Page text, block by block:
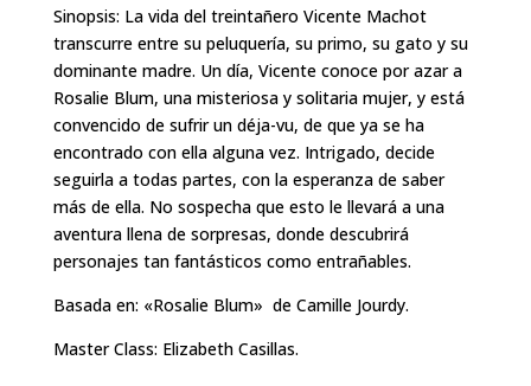
Sinopsis: La vida del treintañero Vicente Machot
transcurre entre su peluquería, su primo, su gato y su
dominante madre. Un día, Vicente conoce por azar a
Rosalie Blum, una misteriosa y solitaria mujer, y está
convencido de sufrir un déja-vu, de que ya se ha
encontrado con ella alguna vez. Intrigado, decide
seguirla a todas partes, con la esperanza de saber
más de ella. No sospecha que esto le llevará a una
aventura llena de sorpresas, donde descubrirá
personajes tan fantásticos como entrañables.
Basada en: «Rosalie Blum» de Camille Jourdy.
Master Class: Elizabeth Casillas.